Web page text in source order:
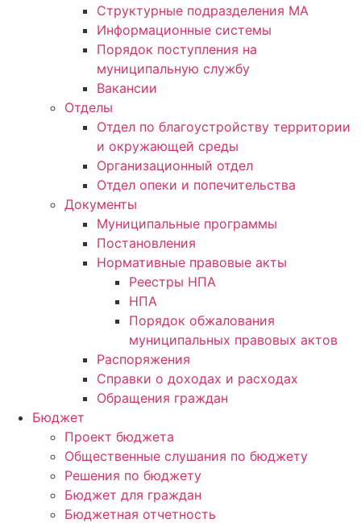
Структурные подразделения МА
Информационные системы
Порядок поступления на
муниципальную службу
Вакансии
Отделы
Отдел по благоустройству территории
и окружающей среды
Организационный отдел
Отдел опеки и попечительства
Документы
Муниципальные программы
Постановления
Нормативные правовые акты
Реестры НПА
НПА
Порядок обжалования
муниципальных правовых актов
Распоряжения
Справки о доходах и расходах
Обращения граждан
Бюджет
Проект бюджета
Общественные слушания по бюджету
Решения по бюджету
Бюджет для граждан
Бюджетная отчетность